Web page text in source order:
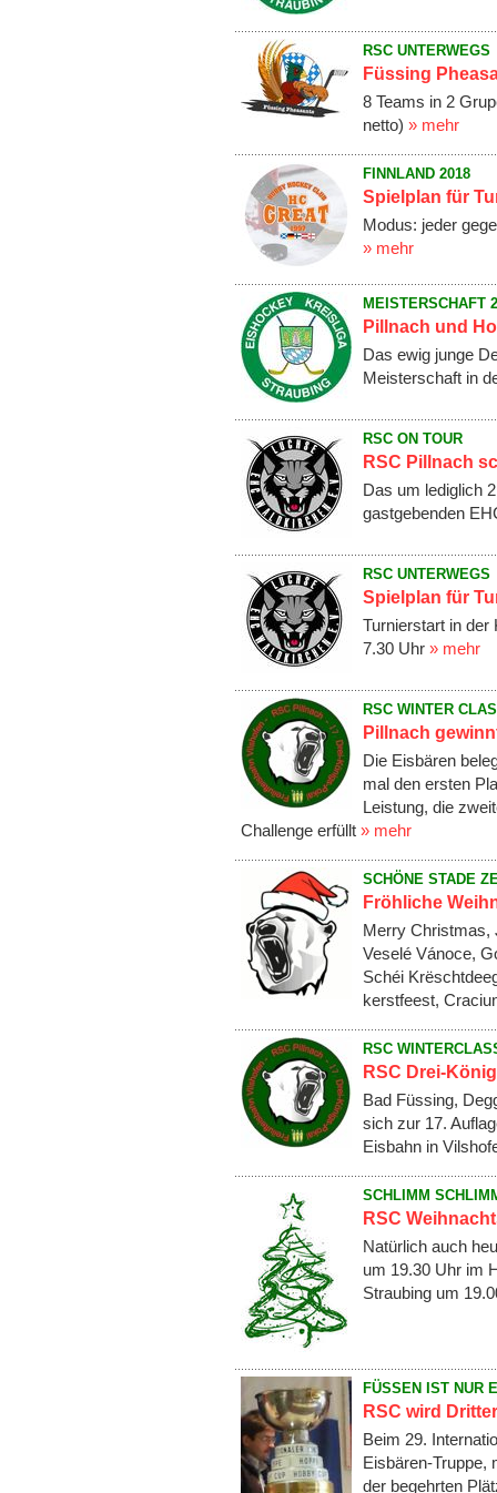
RSC UNTERWEGS
Füssing
8 Teams in 2
netto) » mehr
FINNLAND 2018
Spielplan für
Modus: jeder
» mehr
MEISTERSCHAFT
Pillnach und
Das ewig junge
Meisterschaft in
RSC ON TOUR
RSC Pillnach
Das um lediglich
gastgebenden
RSC UNTERWEGS
Spielplan für
Turnierstart in der
7.30 Uhr » mehr
RSC WINTER
Pillnach
Die Eisbären
mal den ersten
Leistung, die
Challenge erfüllt » mehr
SCHÖNE STADE
Fröhliche
Merry Christmas,
Veselé Vánoce,
Schéi
kerstfeest,
RSC
RSC Drei-
Bad Füssing,
sich zur 17.
Eisbahn in
SCHLIMM
RSC
Natürlich auch
um 19.30 Uhr im
Straubing um
FÜSSEN IST NUR
RSC wird
Beim 29.
Eisbären-Truppe,
der begehrten